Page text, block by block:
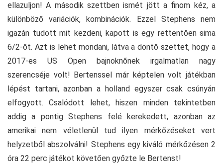
ellazuljon! A második szettben ismét jött a finom kéz, a
különböző variációk, kombinációk. Ezzel Stephens nem
igazán tudott mit kezdeni, kapott is egy rettentően sima
6/2-őt. Azt is lehet mondani, látva a döntő szettet, hogy a
2017-es US Open bajnoknőnek irgalmatlan nagy
szerencséje volt! Bertenssel már képtelen volt játékban
lépést tartani, azonban a holland egyszer csak csúnyán
elfogyott. Csalódott lehet, hiszen minden tekintetben
addig a pontig Stephens felé kerekedett, azonban az
amerikai nem véletlenül tud ilyen mérkőzéseket vert
helyzetből abszolválni! Stephens egy kiváló mérkőzésen 2
óra 22 perc játékot követően győzte le Bertenst!